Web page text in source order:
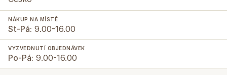
NÁKUP NA MÍSTĚ
St-Pá: 9.00-16.00
VYZVEDNUTÍ OBJEDNÁVEK
Po-Pá: 9.00-16.00